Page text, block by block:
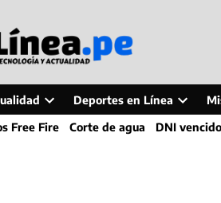
Open
dropdown
Deportes en Línea
Open
dropdown
Free Fire Corte de agua DNI vencido